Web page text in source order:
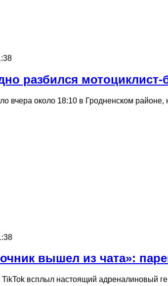
разбился мотоциклист-
вчера около 18:10 в Гродненском
вышел из чата»:
TikTok всплыл настоящий адреналиновый